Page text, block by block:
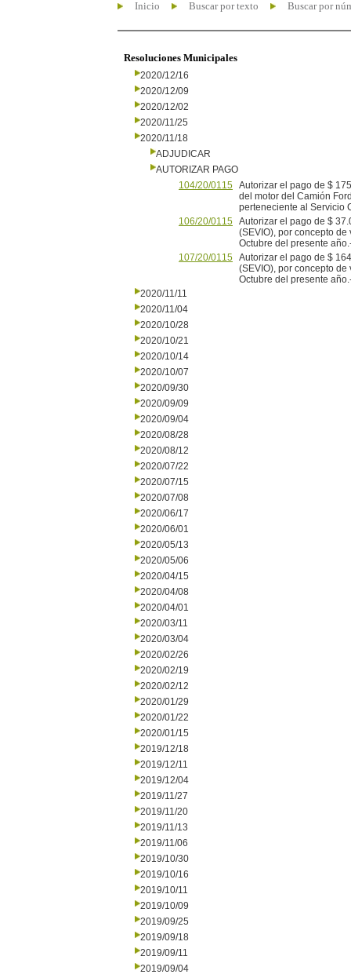
Inicio Buscar por texto Buscar por
Resoluciones Municipales
2020/12/16
2020/12/09
2020/12/02
2020/11/25
2020/11/18
ADJUDICAR
AUTORIZAR PAGO
104/20/0115 Autorizar el pago de $
del motor del Camión
perteneciente al Servicio
106/20/0115 Autorizar el pago de $
(SEVIO), por concepto
Octubre del presente
107/20/0115 Autorizar el pago de $
(SEVIO), por concepto
Octubre del presente
2020/11/11
2020/11/04
2020/10/28
2020/10/21
2020/10/14
2020/10/07
2020/09/30
2020/09/09
2020/09/04
2020/08/28
2020/08/12
2020/07/22
2020/07/15
2020/07/08
2020/06/17
2020/06/01
2020/05/13
2020/05/06
2020/04/15
2020/04/08
2020/04/01
2020/03/11
2020/03/04
2020/02/26
2020/02/19
2020/02/12
2020/01/29
2020/01/22
2020/01/15
2019/12/18
2019/12/11
2019/12/04
2019/11/27
2019/11/20
2019/11/13
2019/11/06
2019/10/30
2019/10/16
2019/10/11
2019/10/09
2019/09/25
2019/09/18
2019/09/11
2019/09/04